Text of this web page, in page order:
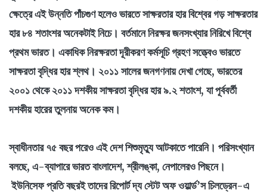
ক্ষেত্রে এই উন্নতি পাঁচগুণ হলেও ভারতে সাক্ষরতার হার বিশ্বের গড় সাক্ষরতার
হার ৮৪ শতাংশর অনেকটাই নিচে। বর্তমানে নিরক্ষর জনসংখ্যার নিরিখে বিশ্বে
প্রথম ভারত। একাধিক নিরক্ষরতা দূরীকরণ কর্মসূচি গ্রহণ সত্ত্বেও ভারতে
সাক্ষরতা বৃদ্ধির হার শ্লথ। ২০১১ সালের জনগণনায় দেখা গেছে, ভারতের
২০০১ থেকে ২০১১ দশকীয় সাক্ষরতা বৃদ্ধির হার ৯.২ শতাংশ, যা পূর্ববর্তী
দশকীয় হারের তুলনায় অনেক কম।
স্বাধীনতার ৭৫ বছর পরেও এই দেশ শিশুমৃত্যু আটকাতে পারেনি। পরিসংখ্যান
বলছে, এ-ব্যাপারে ভারত বাংলাদেশ, শ্রীলঙ্কা, নেপালেরও পিছনে।
ইউনিসেফ প্রতি বছরই তাদের রিপোর্ট দ্য স্টেট অফ ওয়ার্ল্ড’স চিলড্রেন-এ